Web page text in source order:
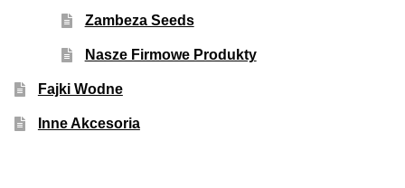
Zambeza Seeds
Nasze Firmowe Produkty
Fajki Wodne
Inne Akcesoria